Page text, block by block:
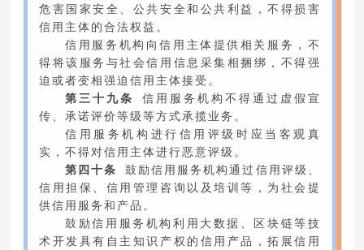
危害国家安全、公共安全和公共利益，不得损害
信用主体的合法权益。
信用服务机构向信用主体提供相关服务，不
得将该服务与社会信用信息采集相捆绑，不得强
迫或者变相强迫信用主体接受。
第三十九条
信用服务机构不得通过虚假宣
传、承诺评价等级等方式承揽业务。
信用服务机构进行信用评级时应当客观真
实，不得对信用主体进行恶意评级。
第四十条
鼓励信用服务机构通过信用评级、
信用担保、信用管理咨询以及培训等，为社会提
供信用服务和产品。
鼓励信用服务机构利用大数据、区块链等技
术开发具有自主知识产权的信用产品，拓展信用